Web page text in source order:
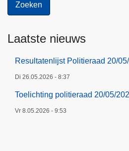
Laatste nieuws
Resultatenlijst Politieraad 20/
Di 26.05.2026 - 8:37
Toelichting politieraad 20/05/
Vr 8.05.2026 - 9:53